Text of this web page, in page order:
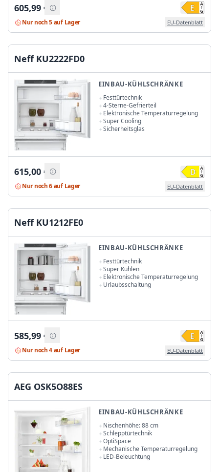
605,99 €
Nur noch 5 auf Lager EU-Datenblatt
Neff KU2222FD0
EINBAU-KÜHLSCHRÄNKE
Festtürtechnik
4-Sterne-Gefrierteil
Elektronische Temperaturregelung
Super Cooling
Sicherheitsglas
615,00 €
Nur noch 6 auf Lager EU-Datenblatt
Neff KU1212FE0
EINBAU-KÜHLSCHRÄNKE
Festtürtechnik
Super Kühlen
Elektronische Temperaturregelung
Urlaubsschaltung
585,99 €
Nur noch 4 auf Lager EU-Datenblatt
AEG OSK5O88ES
EINBAU-KÜHLSCHRÄNKE
Nischenhöhe: 88 cm
Schlepptürtechnik
OptiSpace
Mechanische Temperaturregelung
LED-Beleuchtung